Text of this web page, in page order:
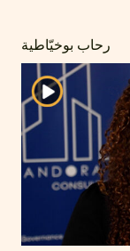
رحاب بوخيّاطية